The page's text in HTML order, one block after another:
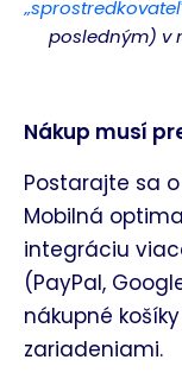
posledným) v
Nákup musí
Postarajte sa
Mobilná
integráciu
(PayPal,
nákupné
zariadeniami.